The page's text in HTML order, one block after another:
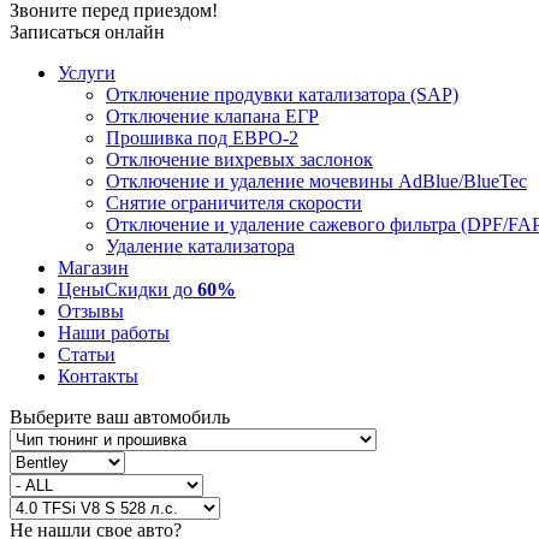
Звоните перед приездом!
Записаться онлайн
Услуги
Отключение продувки катализатора (SAP)
Отключение клапана ЕГР
Прошивка под ЕВРО-2
Отключение вихревых заслонок
Отключение и удаление мочевины AdBlue/BlueTec
Снятие ограничителя скорости
Отключение и удаление сажевого фильтра (DPF/
Удаление катализатора
Магазин
ЦеныСкидки до 60%
Отзывы
Наши работы
Статьи
Контакты
Выберите ваш автомобиль
Не нашли свое авто?